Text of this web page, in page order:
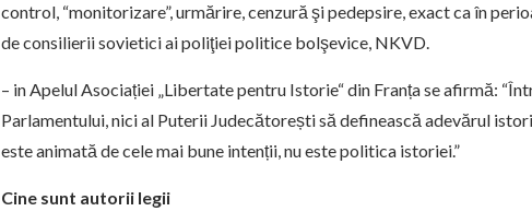
control, “monitorizare”, urmărire, cenzură şi pedepsire, exact ca în
de consilierii sovietici ai poliţiei politice bolşevice, NKVD.
– in Apelul Asociației „Libertate pentru Istorie“ din Franța se afirmă:
Parlamentului, nici al Puterii Judecătorești să definească adevărul
este animată de cele mai bune intenții, nu este politica istoriei.”
Cine sunt autorii legii